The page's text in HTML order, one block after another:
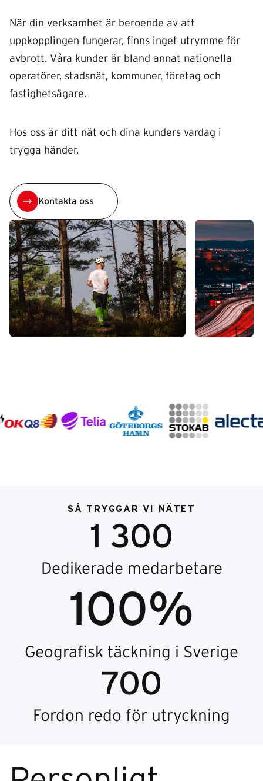
När din verksamhet är beroende av att
uppkopplingen fungerar, finns inget utrymme för
avbrott. Våra kunder är bland annat nationella
operatörer, stadsnät, kommuner, företag och
fastighetsägare.
Hos oss är ditt nät och dina kunders vardag i
trygga händer.
Kontakta oss
SÅ TRYGGAR VI NÄTET
1 300
Dedikerade medarbetare
100%
Geografisk täckning i Sverige
700
Fordon redo för utryckning